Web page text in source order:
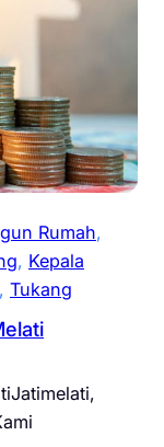
Rumah
, Kepala
, Tukang